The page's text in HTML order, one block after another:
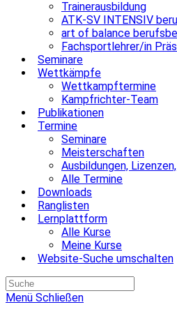
Trainerausbildung
ATK-SV INTENSIV
art of balance
Fachsportlehrer/in
Seminare
Wettkämpfe
Wettkampftermine
Kampfrichter-Team
Publikationen
Termine
Seminare
Meisterschaften
Ausbildungen,
Alle Termine
Downloads
Ranglisten
Lernplattform
Alle Kurse
Meine Kurse
Website-Suche umschalten
Menü Schließen